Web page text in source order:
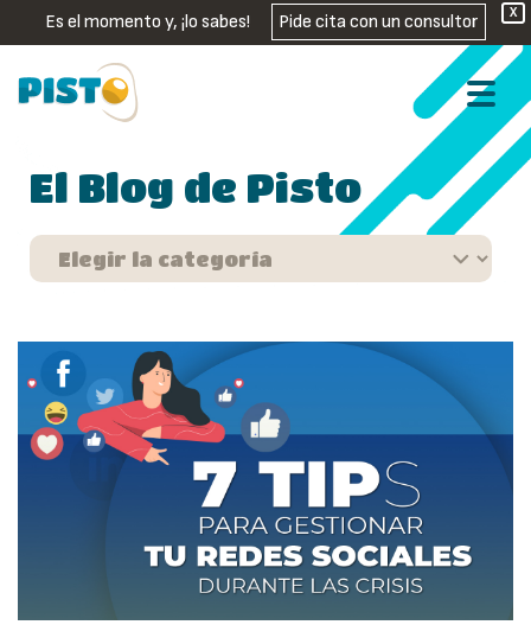
X
Es el momento y, ¡lo sabes! Pide cita con un consultor
El Blog de Pisto